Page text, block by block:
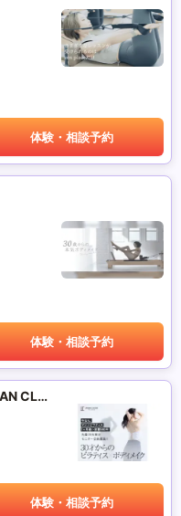
体験・相談予約
体験・相談予約
アーバンクラシックピラティス(URBAN CLASSIC PILATES)
体験・相談予約